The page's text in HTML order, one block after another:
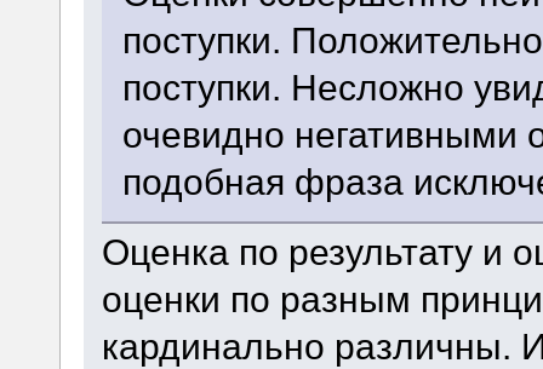
поступки.
поступки. Несложно
очевидно
подобная фраза
Оценка по результату и
оценки по разным
кардинально различны.